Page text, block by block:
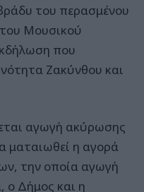
του περασμένου
Μουσικού
που
Ζακύνθου και
αγωγή ακύρωσης
ματαιωθεί η αγορά
την οποία αγωγή
ο Δήμος και η